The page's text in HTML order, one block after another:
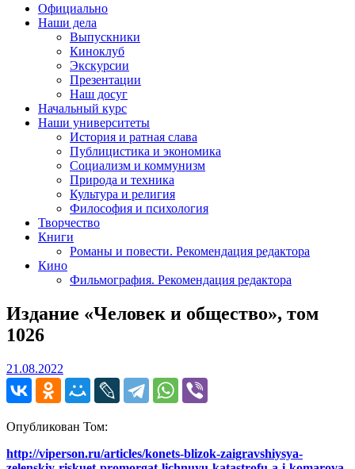
Официально
Наши дела
Выпускники
Киноклуб
Экскурсии
Презентации
Наш досуг
Начальный курс
Наши университеты
История и ратная слава
Публицистика и экономика
Социализм и коммунизм
Природа и техника
Культура и религия
Философия и психология
Творчество
Книги
Романы и повести. Рекомендация редактора
Кино
Фильмография. Рекомендация редактора
Издание «Человек и общество», том
1026
21.08.2022
Опубликован Том:
http://viperson.ru/articles/konets-blizok-zaigravshiysya-